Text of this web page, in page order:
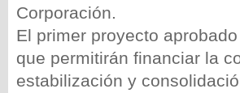
Corporación.
El primer proyecto
que permitirán financiar la
estabilización y
wp-